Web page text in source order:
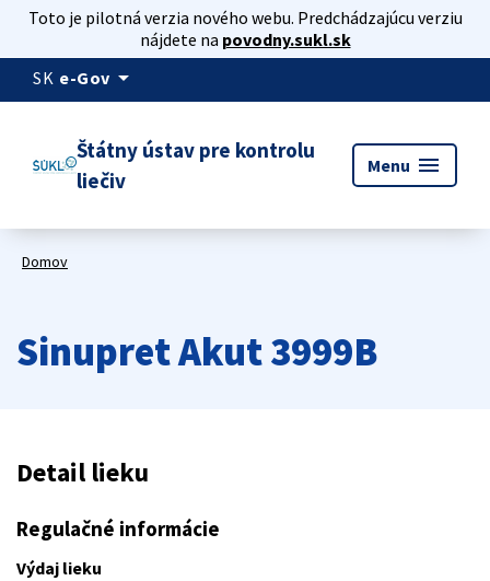
Toto je pilotná verzia nového webu. Predchádzajúcu verziu
nájdete na povodny.sukl.sk
SK e-Gov arrow_drop_down
Štátny ústav pre kontrolu
liečiv
Menu menu
Domov
Sinupret Akut 3999B
Detail lieku
Regulačné informácie
Výdaj lieku